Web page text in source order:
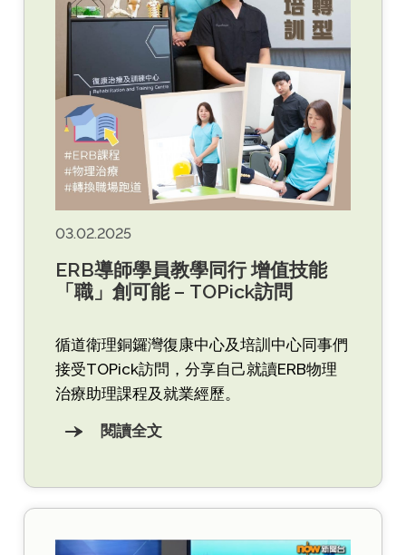
03.02.2025
ERB導師學員教學同行 增值技能
「職」創可能 – TOPick訪問
循道衛理銅鑼灣復康中心及培訓中心同事們
接受TOPick訪問，分享自己就讀ERB物理
治療助理課程及就業經歷。
閱讀全文